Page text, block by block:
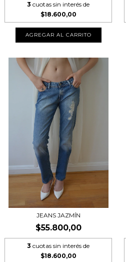
3 cuotas sin interés de
$18.600,00
JEANS JAZMÍN
$55.800,00
3 cuotas sin interés de
$18.600,00